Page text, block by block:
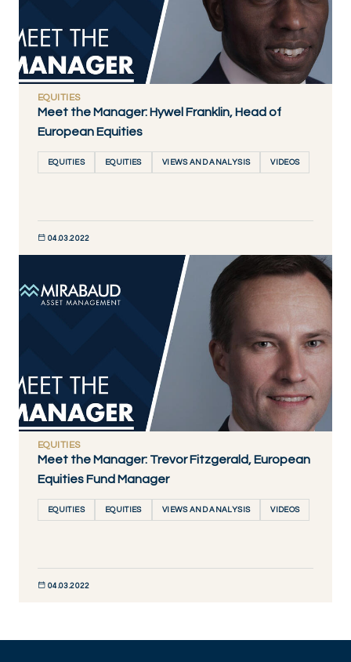
EQUITIES
Meet the Manager: Hywel Franklin, Head of
European Equities
EQUITIES EQUITIES VIEWS AND ANALYSIS VIDEOS
04.03.2022
EQUITIES
Meet the Manager: Trevor Fitzgerald, European
Equities Fund Manager
EQUITIES EQUITIES VIEWS AND ANALYSIS VIDEOS
04.03.2022